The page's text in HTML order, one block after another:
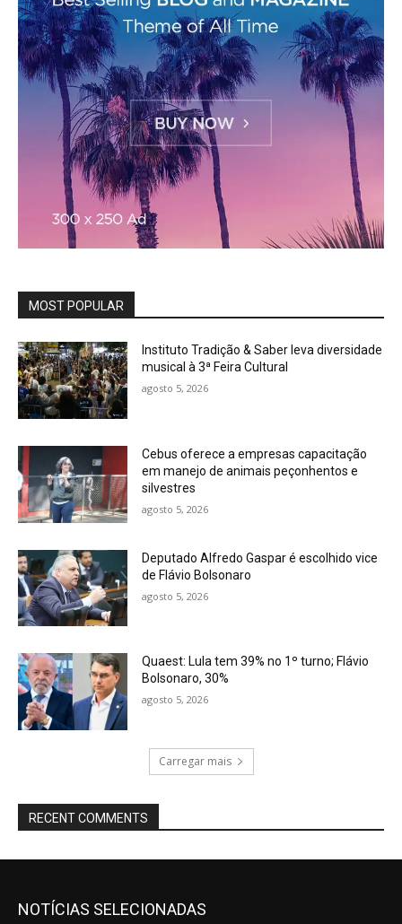
MOST POPULAR
Instituto Tradição & Saber leva diversidade
musical à 3ª Feira Cultural
agosto 5, 2026
Cebus oferece a empresas capacitação
em manejo de animais peçonhentos e
silvestres
agosto 5, 2026
Deputado Alfredo Gaspar é escolhido vice
de Flávio Bolsonaro
agosto 5, 2026
Quaest: Lula tem 39% no 1º turno; Flávio
Bolsonaro, 30%
agosto 5, 2026
Carregar mais
RECENT COMMENTS
NOTÍCIAS SELECIONADAS